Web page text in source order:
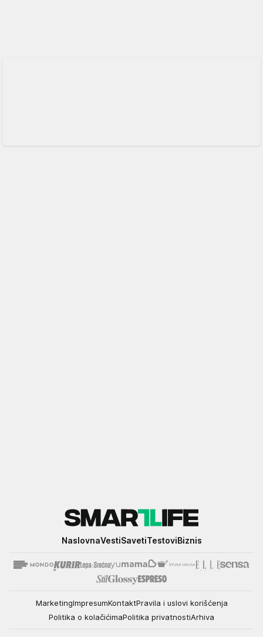
NaslovnaVestiSavetiTestoviBiznis
MarketingImpresumKontaktPravila i uslovi korišćenja
Politika o kolačićimaPolitika privatnostiArhiva